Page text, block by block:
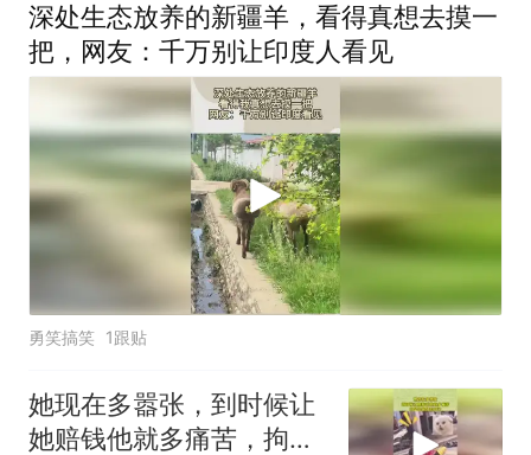
深处生态放养的新疆羊，看得真想去摸一
把，网友：千万别让印度人看见
勇笑搞笑 1跟贴
她现在多嚣张，到时候让
她赔钱他就多痛苦，拘留